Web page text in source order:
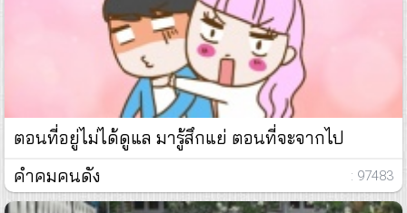
ตอนที่อยู่ไม่ได้ดูแล มารู้สึกแย่ ตอนที่จะจากไป
คำคมคนดัง
: 97483